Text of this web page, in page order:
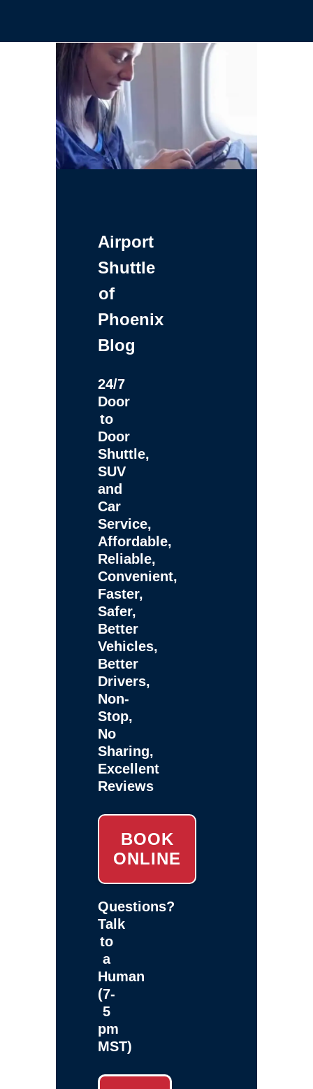
Airport
Shuttle
of
Phoenix
Blog
24/7
Door
to
Door
Shuttle,
SUV
and
Car
Service,
Affordable,
Reliable,
Convenient,
Faster,
Safer,
Better
Vehicles,
Better
Drivers,
Non-
Stop,
No
Sharing,
Excellent
Reviews
BOOK
ONLINE
Questions?
Talk
to
a
Human
(7-
5
pm
MST)